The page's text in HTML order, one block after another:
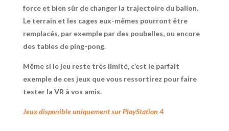
force et bien sûr de changer la trajectoire du ballon.
Le terrain et les cages eux-mêmes pourront être
remplacés, par exemple par des poubelles, ou encore
des tables de ping-pong.
Même si le jeu reste très limité, c’est le parfait
exemple de ces jeux que vous ressortirez pour faire
tester la VR à vos amis.
Jeux disponible uniquement sur PlayStation 4